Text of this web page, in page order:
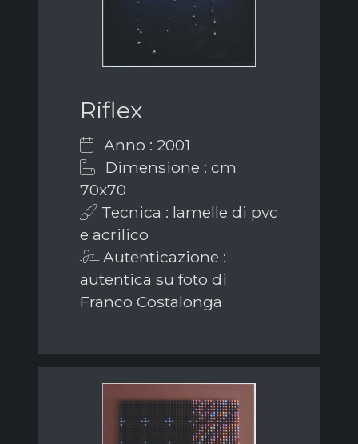
Riflex
Anno : 2001
Dimensione : cm
70x70
Tecnica : lamelle di pvc
e acrilico
Autenticazione :
autentica su foto di
Franco Costalonga